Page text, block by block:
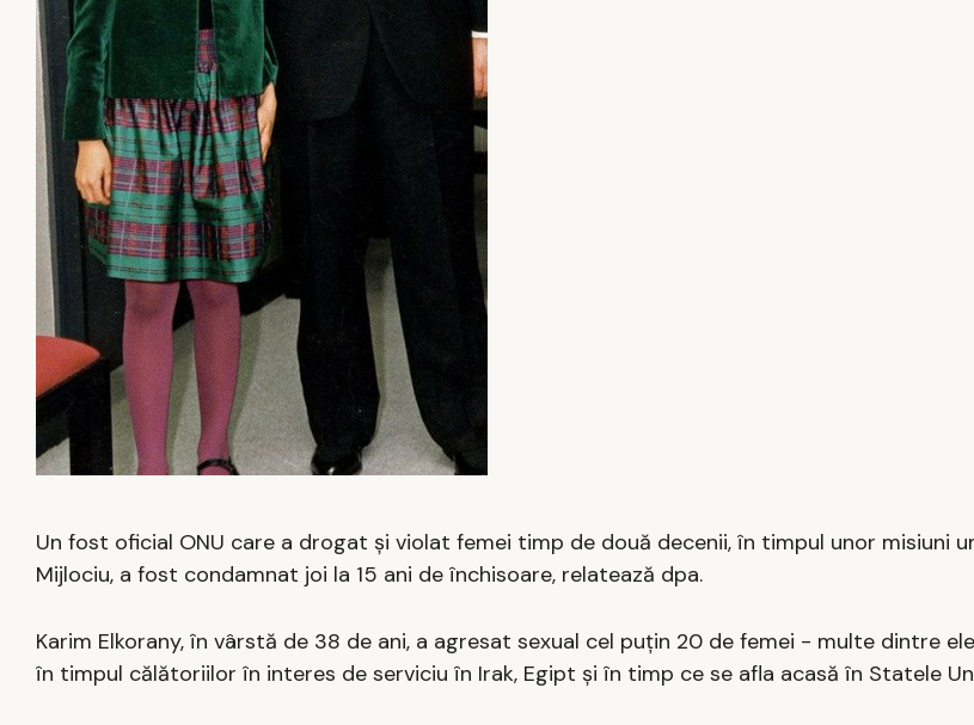
Un fost oficial ONU care a drogat şi violat femei timp de două decenii, în timpul unor misiuni
Mijlociu, a fost condamnat joi la 15 ani de închisoare, relatează dpa.
Karim Elkorany, în vârstă de 38 de ani, a agresat sexual cel puţin 20 de femei - multe dintre
în timpul călătoriilor în interes de serviciu în Irak, Egipt şi în timp ce se afla acasă în Statele